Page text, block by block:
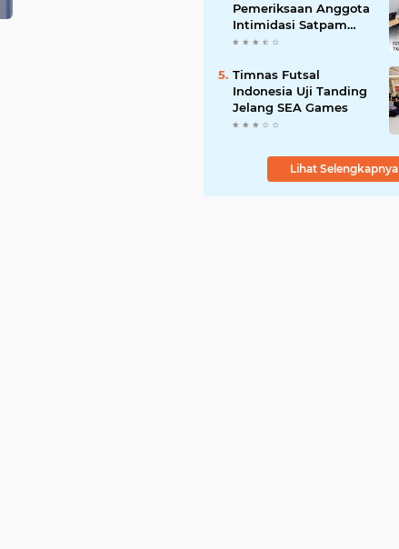
Pemeriksaan Anggota
Intimidasi Satpam
MRT
Timnas Futsal
Indonesia Uji Tanding
Jelang SEA Games
Lihat Selengkapnya